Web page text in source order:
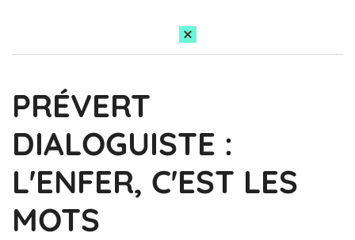
PRÉVERT
DIALOGUISTE :
L'ENFER, C'EST LES
MOTS